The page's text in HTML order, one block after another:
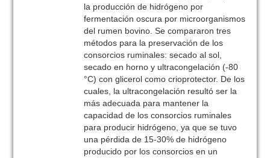
la producción de hidrógeno por
fermentación oscura por microorganismos
del rumen bovino. Se compararon tres
métodos para la preservación de los
consorcios ruminales: secado al sol,
secado en horno y ultracongelación (-80
°C) con glicerol como crioprotector. De los
cuales, la ultracongelación resultó ser la
más adecuada para mantener la
capacidad de los consorcios ruminales
para producir hidrógeno, ya que se tuvo
una pérdida de 15-30% de hidrógeno
producido por los consorcios en un